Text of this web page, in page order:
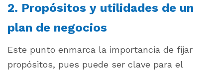
2. Propósitos y utilidades de un
plan de negocios
Este punto enmarca la importancia de fijar
propósitos, pues puede ser clave para el